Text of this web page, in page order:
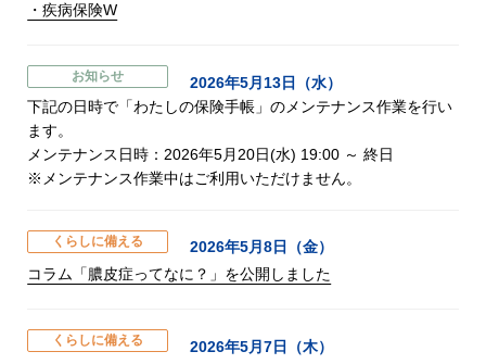
・疾病保険W
お知らせ
2026年5月13日（水）
下記の日時で「わたしの保険手帳」のメンテナンス作業を行い
ます。
メンテナンス日時：2026年5月20日(水) 19:00 ～ 終日
※メンテナンス作業中はご利用いただけません。
くらしに備える
2026年5月8日（金）
コラム「膿皮症ってなに？」を公開しました
くらしに備える
2026年5月7日（木）